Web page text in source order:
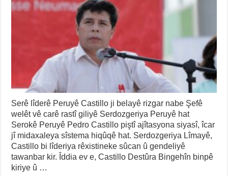
Serê lîderê Peruyê Castillo ji belayê rizgar nabe Şefê
welêt vê carê rastî giliyê Serdozgeriya Peruyê hat
Serokê Peruyê Pedro Castillo piştî ajîtasyona siyasî, îcar
jî midaxaleya sîstema hiqûqê hat. Serdozgeriya Lîmayê,
Castillo bi lîderiya rêxistineke sûcan û gendeliyê
tawanbar kir. Îddia ev e, Castillo Destûra Bingehîn binpê
kiriye û …